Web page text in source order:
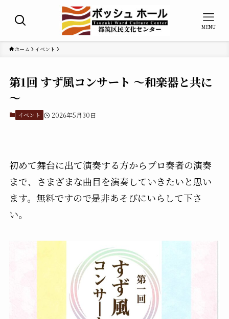
MENU
ホーム イベント
第1回 すず風コンサート ～和楽器と共に
～
イベント 2026年5月30日
初めて舞台に出て演奏する方からプロ奏者の演奏
まで、さまざまな曲目を演奏していきたいと思い
ます。無料ですので是非あそびにいらして下さ
い。